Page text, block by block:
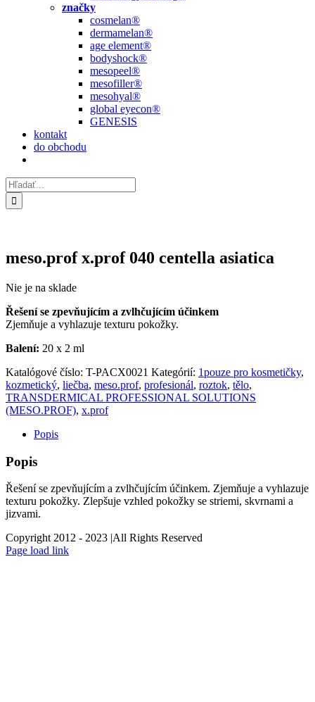
značky
cosmelan®
dermamelan®
age element®
bodyshock®
mesopeel®
mesofiller®
mesohyal®
global eyecon®
GENESIS
kontakt
do obchodu
Hľadať:
meso.prof x.prof 040 centella asiatica
Nie je na sklade
Řešení se zpevňujícím a zvlhčujícím účinkem
Zjemňuje a vyhlazuje texturu pokožky.
Balení: 20 x 2 ml
Katalógové číslo: T-PACX0021 Kategórií: 1pouze pro kosmetičky,
kozmetický, liečba, meso.prof, profesionál, roztok, tělo,
TRANSDERMICAL PROFESSIONAL SOLUTIONS
(MESO.PROF), x.prof
Popis
Popis
Řešení se zpevňujícím a zvlhčujícím účinkem. Zjemňuje a vyhlazuje
texturu pokožky. Zlepšuje vzhled pokožky se striemi, skvrnami a
jizvami.
Copyright 2012 - 2023 |All Rights Reserved
Facebook
Instagram
Page load link